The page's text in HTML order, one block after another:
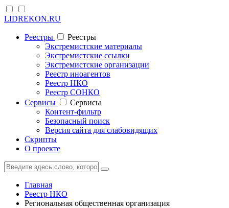
LIDREKON.RU
Реестры
Реестры
Экстремистские материалы
Экстремистские ссылки
Экстремистские организации
Реестр иноагентов
Реестр НКО
Реестр СОНКО
Cервисы
Cервисы
Контент-фильтр
Безопасный поиск
Версия сайта для слабовидящих
Скрипты
О проекте
Главная
Реестр НКО
Региональная общественная организация